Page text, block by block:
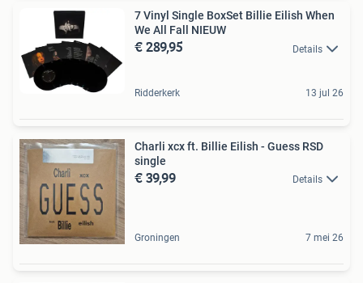
7 Vinyl Single BoxSet Billie Eilish When
We All Fall NIEUW
€ 289,95 Details
Ridderkerk 13 jul 26
Charli xcx ft. Billie Eilish - Guess RSD
single
€ 39,99 Details
Groningen 7 mei 26